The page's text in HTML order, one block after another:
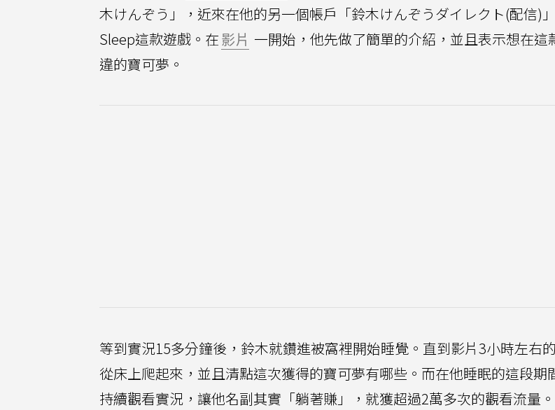
木けんぞう」，近來在他的另一個帳戶「鈴木けんぞうダイレクト(配信)
Sleep這款遊戲。在影片 一開始，他先做了簡單的介紹，並且表示想在這
違的寶可夢。
等到實況15多分鐘後，鈴木就鑽進被窩裡開始睡覺。直到影片3小時左右
從床上爬起來，並且清點這次獲得的寶可夢有哪些。而在他睡眠的這段期
持續觀看實況，讓他名副其實「躺著賺」，就獲超過2萬多次的觀看流量。